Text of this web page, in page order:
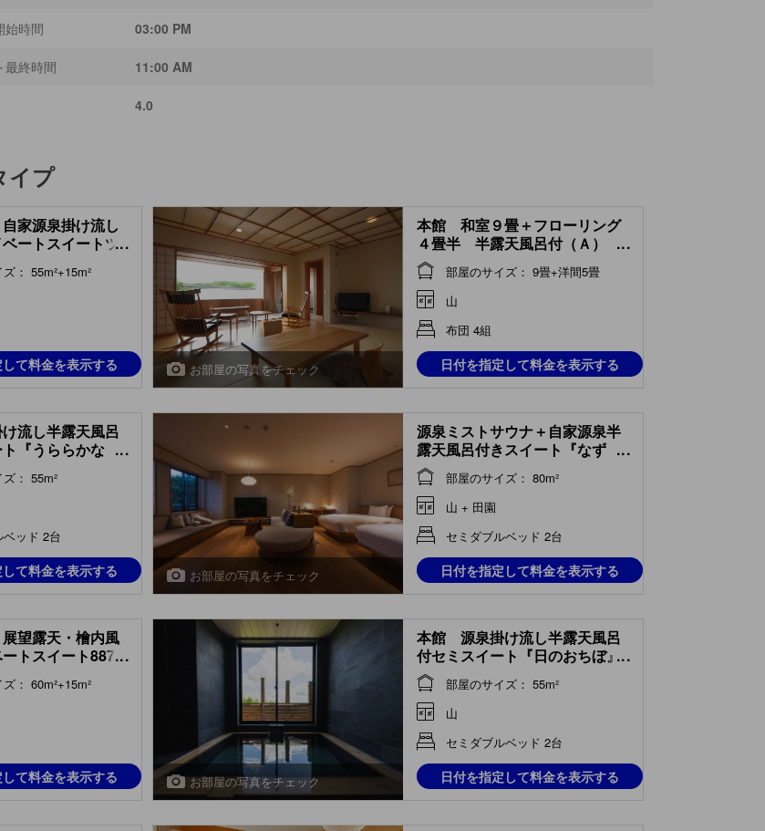
始時間 03:00 PM
最終時間 11:00 AM
4.0
イプ
自家源泉掛け流し
ートスイートツ
Suite with
88) )
...
： 55m²+15m²
て料金を表示する お部屋の写真をチェック
本館 和室９畳＋フローリング
４畳半 半露天風呂付（Ａ）
(Japanese-style Room with
Wooden Flooring & Semi
Open-air Bath (Type A, Main
Building) )
...
部屋のサイズ： 9畳+洋間5畳
山
布団 4組
日付を指定して料金を表示する
流し半露天風呂
『うららかな
with Semi
Bath
Type, Main
...
： 55m²
ッド 2台
て料金を表示する お部屋の写真をチェック
源泉ミストサウナ＋自家源泉半
露天風呂付きスイート『なず
む』 (Suite with Hot Spring
Mist Sauna & Semi Open-air
Hot Spring Bath (Nazumu
Type) )
...
部屋のサイズ： 80m²
山 + 田園
セミダブルベッド 2台
日付を指定して料金を表示する
展望露天・檜内風
トスイート887
with Scenic View
& Indoor
(Type 887,
...
： 60m²+15m²
て料金を表示する お部屋の写真をチェック
本館 源泉掛け流し半露天風呂
付セミスイート『日のおちぼ』
(Semi-suite with Semi Open-air
Hot Spring Bath (Hi no Ochibo
Type, Main Building) )
...
部屋のサイズ： 55m²
山
セミダブルベッド 2台
日付を指定して料金を表示する